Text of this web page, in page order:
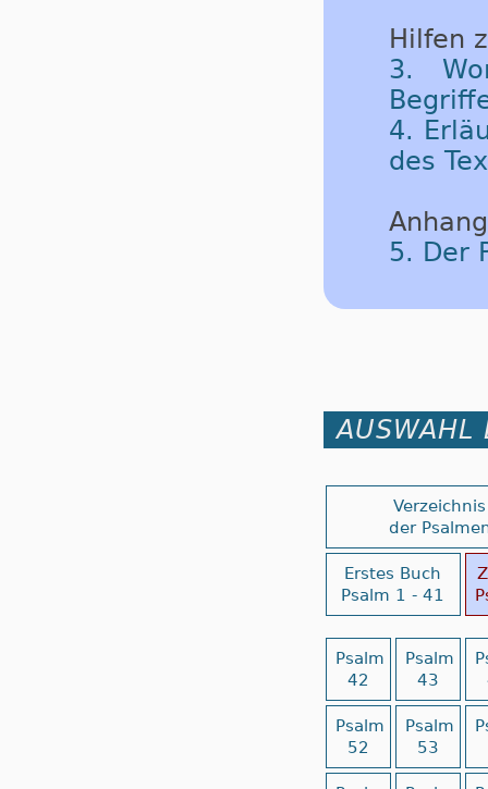
Hilfen
3.
4.
des
Anhang
5. Der
AUSWAHL
Verzeichnis
der
Erstes Buch
Psalm 1 - 41
Psalm
42
Psalm
43
Psalm
52
Psalm
53